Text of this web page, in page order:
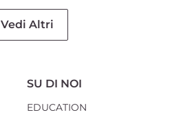
Vedi Altri
SU DI NOI
EDUCATION